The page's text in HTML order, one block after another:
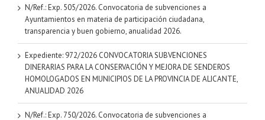
N/Ref.: Exp. 505/2026. Convocatoria de subvenciones a
Ayuntamientos en materia de participación ciudadana,
transparencia y buen gobierno, anualidad 2026.
Expediente: 972/2026 CONVOCATORIA SUBVENCIONES
DINERARIAS PARA LA CONSERVACIÓN Y MEJORA DE SENDEROS
HOMOLOGADOS EN MUNICIPIOS DE LA PROVINCIA DE ALICANTE,
ANUALIDAD 2026
N/Ref.: Exp. 750/2026. Convocatoria de subvenciones a